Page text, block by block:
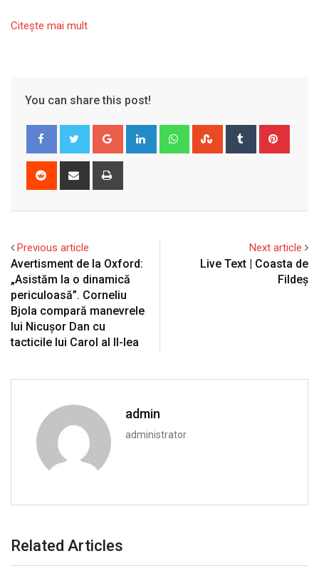
Citeşte mai mult
You can share this post!
Google+ LinkedIn WhatsappStumbleUpon
Tumblr
Reddit
Share
Previous article
Avertisment de la Oxford:
„Asistăm la o dinamică
periculoasă”. Corneliu
Bjola compară manevrele
lui Nicușor Dan cu
tacticile lui Carol al II-lea
Next article
Live Text | Coasta de
Fildeș
admin
administrator
Related Articles